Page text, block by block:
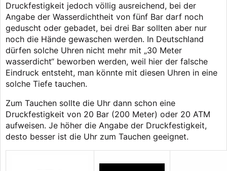
Druckfestigkeit jedoch völlig ausreichend, bei der
Angabe der Wasserdichtheit von fünf Bar darf noch
geduscht oder gebadet, bei drei Bar sollten aber nur
noch die Hände gewaschen werden. In Deutschland
dürfen solche Uhren nicht mehr mit „30 Meter
wasserdicht“ beworben werden, weil hier der falsche
Eindruck entsteht, man könnte mit diesen Uhren in eine
solche Tiefe tauchen.
Zum Tauchen sollte die Uhr dann schon eine
Druckfestigkeit von 20 Bar (200 Meter) oder 20 ATM
aufweisen. Je höher die Angabe der Druckfestigkeit,
desto besser ist die Uhr zum Tauchen geeignet.